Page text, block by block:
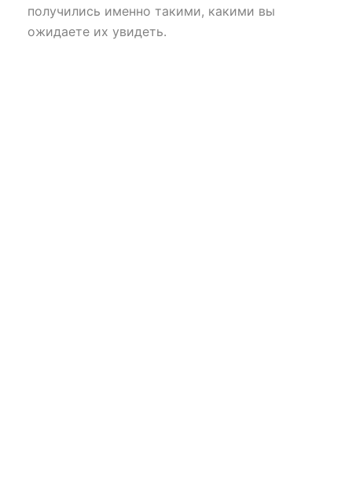
получились именно такими, какими вы
ожидаете их увидеть.